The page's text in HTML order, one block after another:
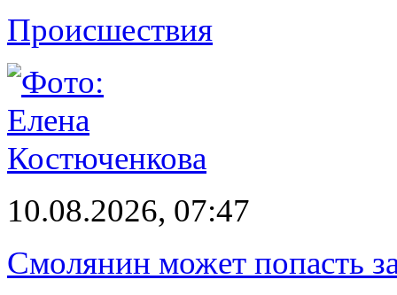
Происшествия
10.08.2026, 07:47
Смолянин может попасть